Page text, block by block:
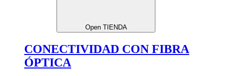
Open TIENDA
CONECTIVIDAD CON FIBRA
ÓPTICA